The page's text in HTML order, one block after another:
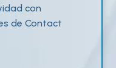
con
de Contact